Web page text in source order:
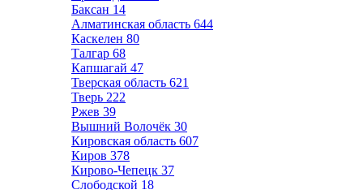
Баксан 14
Алматинская область 644
Каскелен 80
Талгар 68
Капшагай 47
Тверская область 621
Тверь 222
Ржев 39
Вышний Волочёк 30
Кировская область 607
Киров 378
Кирово-Чепецк 37
Слободской 18